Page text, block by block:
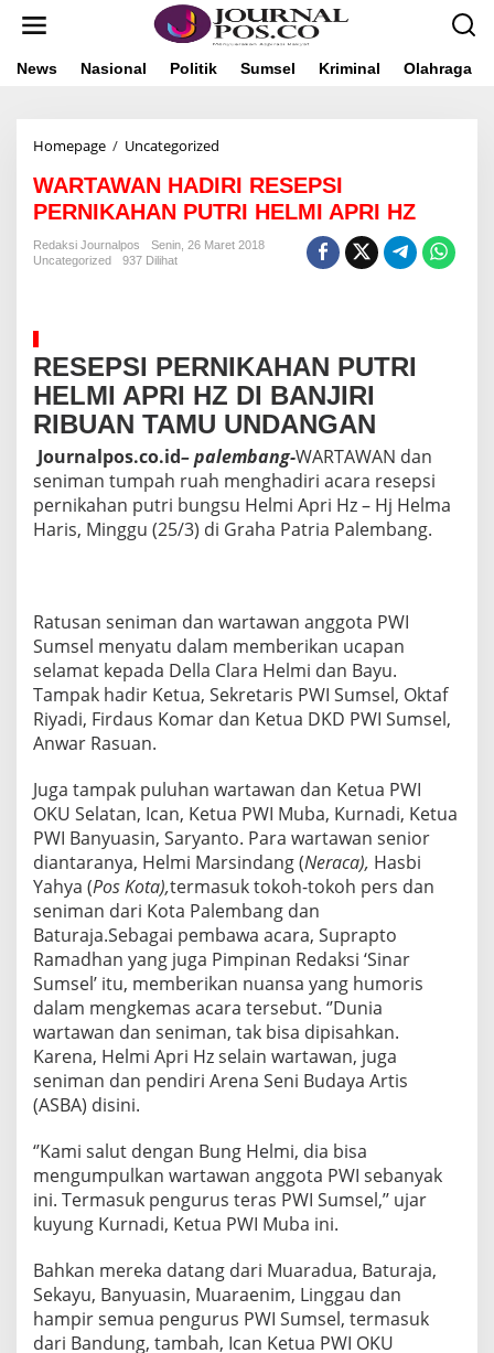
News Nasional Politik Sumsel Kriminal Olahraga
Homepage / Uncategorized
R
T
A
W
I
R
I
R
S
E
P
S
N
I
K
A
H
A
T
R
I
H
E
L
M
I
A
P
I
H
Z
WARTAWAN HADIRI RESEPSI
PERNIKAHAN PUTRI HELMI APRI HZ
Redaksi Journalpos
Senin, 26 Maret 2018
Uncategorized
937 Dilihat
RESEPSI PERNIKAHAN PUTRI
HELMI APRI HZ DI BANJIRI
RIBUAN TAMU UNDANGAN
Journalpos.co.id– palembang-WARTAWAN dan
seniman tumpah ruah menghadiri acara resepsi
pernikahan putri bungsu Helmi Apri Hz – Hj Helma
Haris, Minggu (25/3) di Graha Patria Palembang.
Ratusan seniman dan wartawan anggota PWI
Sumsel menyatu dalam memberikan ucapan
selamat kepada Della Clara Helmi dan Bayu.
Tampak hadir Ketua, Sekretaris PWI Sumsel, Oktaf
Riyadi, Firdaus Komar dan Ketua DKD PWI Sumsel,
Anwar Rasuan.
Juga tampak puluhan wartawan dan Ketua PWI
OKU Selatan, Ican, Ketua PWI Muba, Kurnadi, Ketua
PWI Banyuasin, Saryanto. Para wartawan senior
diantaranya, Helmi Marsindang (Neraca), Hasbi
Yahya (Pos Kota),termasuk tokoh-tokoh pers dan
seniman dari Kota Palembang dan
Baturaja.Sebagai pembawa acara, Suprapto
Ramadhan yang juga Pimpinan Redaksi ‘Sinar
Sumsel’ itu, memberikan nuansa yang humoris
dalam mengkemas acara tersebut. ‘’Dunia
wartawan dan seniman, tak bisa dipisahkan.
Karena, Helmi Apri Hz selain wartawan, juga
seniman dan pendiri Arena Seni Budaya Artis
(ASBA) disini.
‘’Kami salut dengan Bung Helmi, dia bisa
mengumpulkan wartawan anggota PWI sebanyak
ini. Termasuk pengurus teras PWI Sumsel,’’ ujar
kuyung Kurnadi, Ketua PWI Muba ini.
Bahkan mereka datang dari Muaradua, Baturaja,
Sekayu, Banyuasin, Muaraenim, Linggau dan
hampir semua pengurus PWI Sumsel, termasuk
dari Bandung, tambah, Ican Ketua PWI OKU